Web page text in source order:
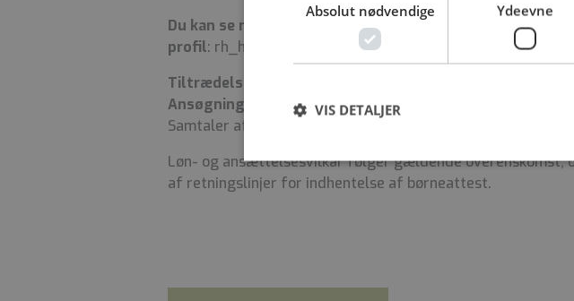
Du kan se mere om os, vores hverdag og vores flotte
profil: rh_hjerneogrygmarvsskader
Tiltrædelse:
Ansøgningsfrist
: 7/12 2025
Samtaler afholdes løbende
Løn- og ansættelsesvilkår følger gældende overenskomst,
af retningslinjer for indhentelse af børneattest.
Absolut nødvendige Ydeevne
VIS DETALJER